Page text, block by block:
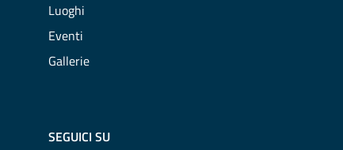
Luoghi
Eventi
Gallerie
SEGUICI SU